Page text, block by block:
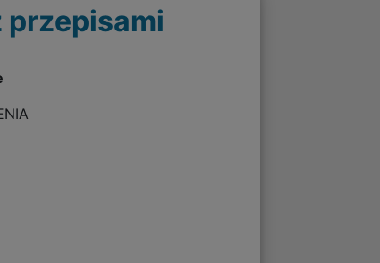
przepisami